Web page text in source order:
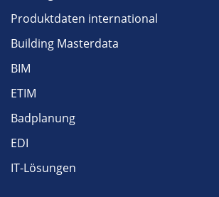
Produktdaten international
Building Masterdata
BIM
ETIM
Badplanung
EDI
IT-Lösungen